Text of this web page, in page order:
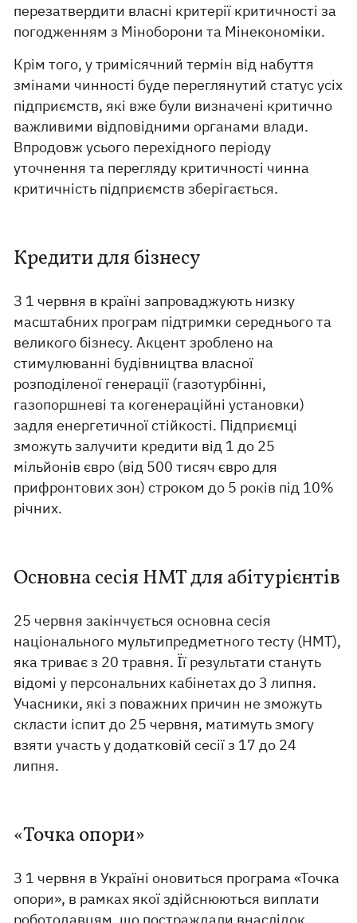
перезатвердити власні критерії критичності за
погодженням з Міноборони та Мінекономіки.
Крім того, у тримісячний термін від набуття
змінами чинності буде переглянутий статус усіх
підприємств, які вже були визначені критично
важливими відповідними органами влади.
Впродовж усього перехідного періоду
уточнення та перегляду критичності чинна
критичність підприємств зберігається.
Кредити для бізнесу
З 1 червня в країні запроваджують низку
масштабних програм підтримки середнього та
великого бізнесу. Акцент зроблено на
стимулюванні будівництва власної
розподіленої генерації (газотурбінні,
газопоршневі та когенераційні установки)
задля енергетичної стійкості. Підприємці
зможуть залучити кредити від 1 до 25
мільйонів євро (від 500 тисяч євро для
прифронтових зон) строком до 5 років під 10%
річних.
Основна сесія НМТ для абітурієнтів
25 червня закінчується основна сесія
національного мультипредметного тесту (НМТ),
яка триває з 20 травня. Її результати стануть
відомі у персональних кабінетах до 3 липня.
Учасники, які з поважних причин не зможуть
скласти іспит до 25 червня, матимуть змогу
взяти участь у додатковій сесії з 17 до 24
липня.
«Точка опори»
З 1 червня в Україні оновиться програма «Точка
опори», в рамках якої здійснюються виплати